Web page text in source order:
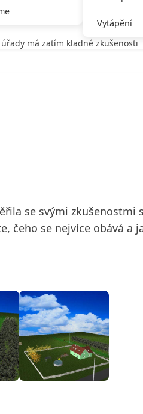
Vytápění
úřady má zatím kladné zkušenosti
se svými
čeho se nejvíce obává a